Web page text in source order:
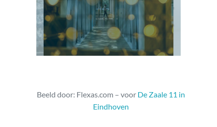
Beeld door: Flexas.com – voor De Zaale 11 in
Eindhoven